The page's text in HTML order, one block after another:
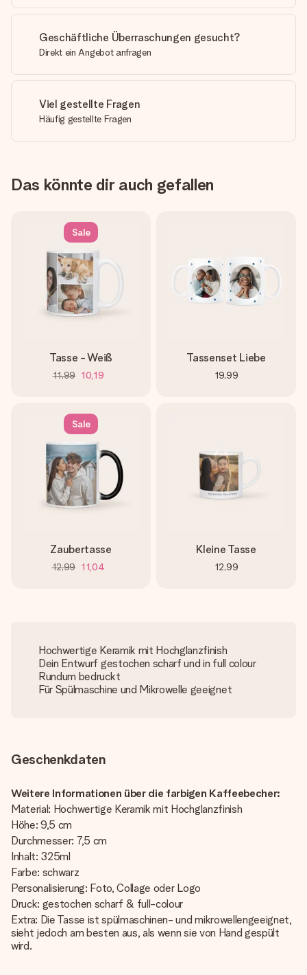
Geschäftliche Überraschungen gesucht?
Direkt ein Angebot anfragen
Viel gestellte Fragen
Häufig gestellte Fragen
Das könnte dir auch gefallen
Sale
Tasse - Weiß
11,99 10,19
Tassenset Liebe
19,99
Sale
Zaubertasse
12,99 11,04
Kleine Tasse
12,99
Hochwertige Keramik mit Hochglanzfinish
Dein Entwurf gestochen scharf und in full colour
Rundum bedruckt
Für Spülmaschine und Mikrowelle geeignet
Geschenkdaten
Weitere Informationen über die farbigen Kaffeebecher:
Material: Hochwertige Keramik mit Hochglanzfinish
Höhe: 9,5 cm
Durchmesser: 7,5 cm
Inhalt: 325ml
Farbe: schwarz
Personalisierung: Foto, Collage oder Logo
Druck: gestochen scharf & full-colour
Extra: Die Tasse ist spülmaschinen- und mikrowellengeeignet,
sieht jedoch am besten aus, als wenn sie von Hand gespült
wird.